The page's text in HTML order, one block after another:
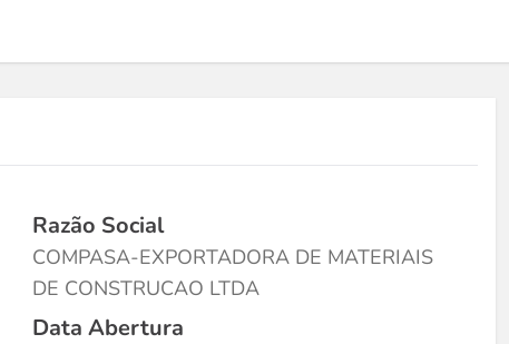
Razão Social
COMPASA-EXPORTADORA DE MATERIAIS
DE CONSTRUCAO LTDA
Data Abertura